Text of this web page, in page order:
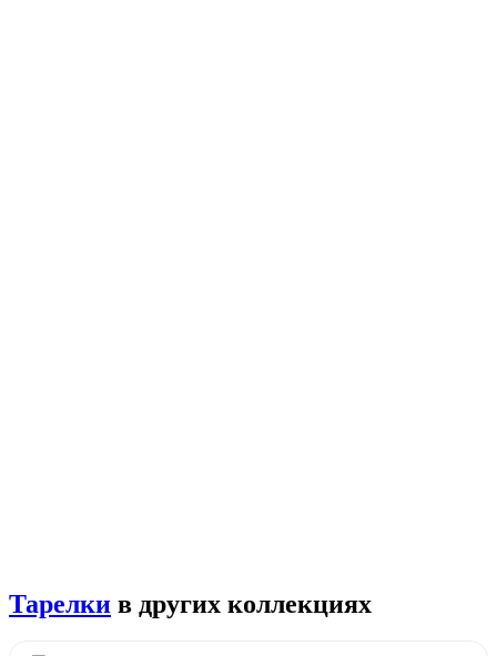
Тарелки в других коллекциях